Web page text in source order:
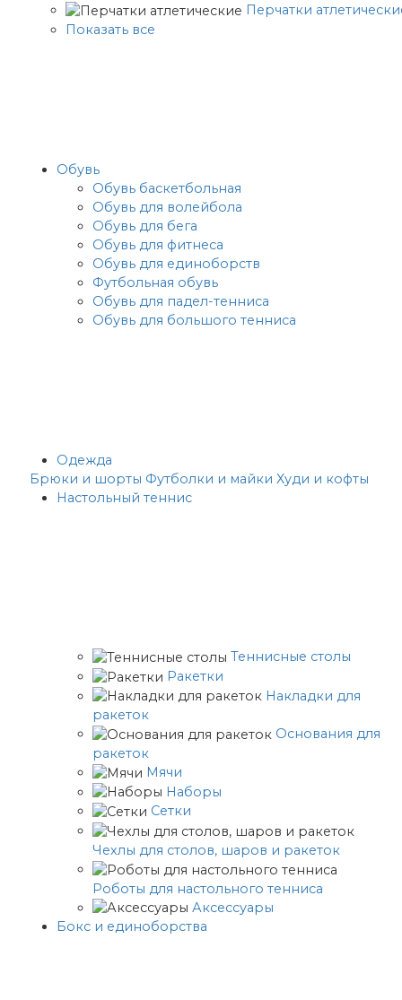
Перчатки
Показать все
Обувь
Обувь баскетбольная
Обувь для волейбола
Обувь для бега
Обувь для фитнеса
Обувь для единоборств
Футбольная обувь
Обувь для падел-тенниса
Обувь для большого тенниса
Одежда
Брюки и шорты Футболки и майки Худи и кофты
Настольный теннис
Теннисные столы
Ракетки
Накладки для
ракеток
Основания для
ракеток
Мячи
Наборы
Сетки
Чехлы для столов, шаров и ракеток
Роботы для настольного тенниса
Аксессуары
Бокс и единоборства